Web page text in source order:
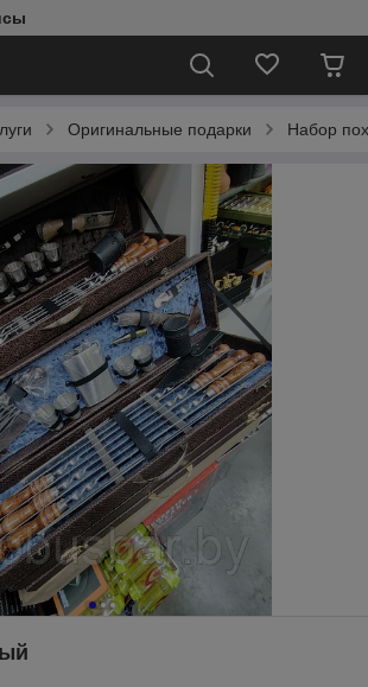
Оригинальные подарки Набор